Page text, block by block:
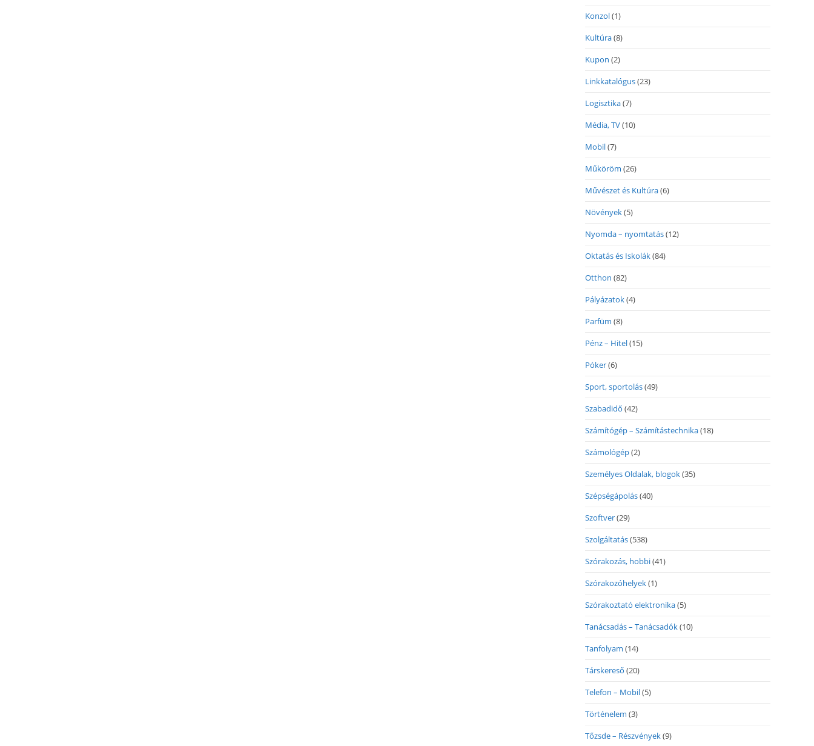
Konzol(1)
Kultúra(8)
Kupon (2)
Linkkatalógus(23)
Logisztika(7)
Média, TV(10)
Mobil(7)
Műköröm (26)
Művészet és Kultúra(6)
Növények(5)
Nyomda – nyomtatás(12)
Oktatás és Iskolák(84)
Otthon (82)
Pályázatok(4)
Parfüm (8)
Pénz – Hitel(15)
Póker(6)
Sport, sportolás(49)
Szabadidő (42)
Számítógép – Számítástechnika(18)
Számológép(2)
Személyes Oldalak, blogok(35)
Szépségápolás(40)
Szoftver(29)
Szolgáltatás(538)
Szórakozás, hobbi(41)
Szórakozóhelyek(1)
Szórakoztató elektronika(5)
Tanácsadás – Tanácsadók(10)
Tanfolyam (14)
Társkereső (20)
Telefon – Mobil(5)
Történelem (3)
Tőzsde – Részvények(9)